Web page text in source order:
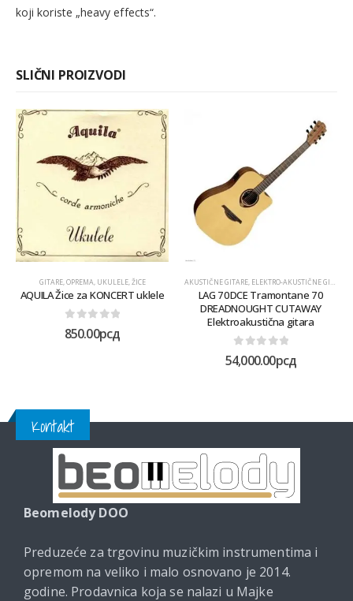
koji koriste „heavy effects“.
SLIČNI PROIZVODI
GITARE,OPREMA, UKULELE,ŽICE
AQUILA Žice za KONCERT uklele
0out of 5
850.00рсд
AKUSTIČNE GITARE, ELEKTRO-AKUSTIČNE GITARE
LAG 70DCE Tramontane 70
DREADNOUGHT CUTAWAY
Elektroakustična gitara
0 out of 5
54,000.00рсд
Kontakt
Beomelody DOO
Preduzeće za trgovinu muzičkim instrumentima i
opremom na veliko i malo osnovano je 2014.
godine. Prodavnica koja se nalazi u Majke